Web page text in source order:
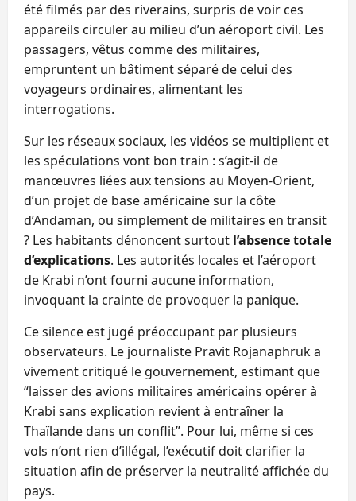
été filmés par des riverains, surpris de voir ces
appareils circuler au milieu d’un aéroport civil. Les
passagers, vêtus comme des militaires,
empruntent un bâtiment séparé de celui des
voyageurs ordinaires, alimentant les
interrogations.
Sur les réseaux sociaux, les vidéos se multiplient et
les spéculations vont bon train : s’agit-il de
manœuvres liées aux tensions au Moyen-Orient,
d’un projet de base américaine sur la côte
d’Andaman, ou simplement de militaires en transit
? Les habitants dénoncent surtout l’absence totale
d’explications. Les autorités locales et l’aéroport
de Krabi n’ont fourni aucune information,
invoquant la crainte de provoquer la panique.
Ce silence est jugé préoccupant par plusieurs
observateurs. Le journaliste Pravit Rojanaphruk a
vivement critiqué le gouvernement, estimant que
“laisser des avions militaires américains opérer à
Krabi sans explication revient à entraîner la
Thaïlande dans un conflit”. Pour lui, même si ces
vols n’ont rien d’illégal, l’exécutif doit clarifier la
situation afin de préserver la neutralité affichée du
pays.